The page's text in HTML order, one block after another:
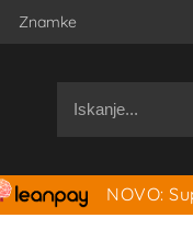
Znamke
NOVO: